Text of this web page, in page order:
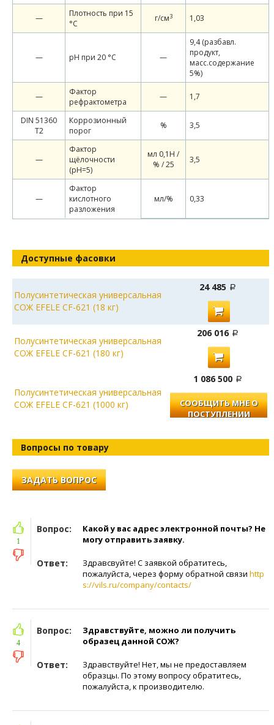
—
Плотность при 15
°С
г/см3 1,03
— pH при 20 °С —
9,4 (разбавл.
продукт,
масс.содержание
5%)
—
Фактор
рефрактометра
— 1,7
DIN 51360
T2
Коррозионный
порог
% 3,5
—
Фактор
щёлочности
(pH=5)
мл 0,1Н /
% / 25
3,5
—
Фактор
кислотного
разложения
мл/% 0,33
Доступные фасовки
Полусинтетическая универсальная
СОЖ EFELE CF-621 (18 кг)
24 485
Полусинтетическая универсальная
СОЖ EFELE CF-621 (180 кг)
206 016
Полусинтетическая универсальная
СОЖ EFELE CF-621 (1000 кг)
1 086 500
СООБЩИТЬ МНЕ О
ПОСТУПЛЕНИИ
Вопросы по товару
ЗАДАТЬ ВОПРОС
Вопрос:
Какой у вас адрес электронной почты? Не
могу отправить заявку.
Ответ:
Здравсвуйте! С заявкой обратитесь,
пожалуйста, через форму обратной связи http
s://vils.ru/company/contacts/
1
Вопрос:
Здравствуйте, можно ли получить
образец данной СОЖ?
Ответ:
Здравствуйте! Нет, мы не предоставляем
образцы. По этому вопросу обратитесь,
пожалуйста, к производителю.
4